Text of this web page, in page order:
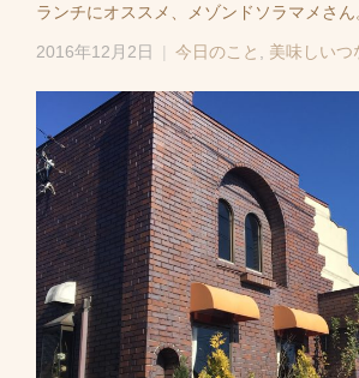
ランチにオススメ、メゾンドソラマメさん
2016年12月2日 今日のこと 美味しいつ